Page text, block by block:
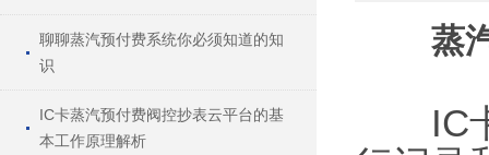
聊聊蒸汽预付费系统你必须知道的知
识
IC卡蒸汽预付费阀控抄表云平台的基
本工作原理解析
蒸
IC卡